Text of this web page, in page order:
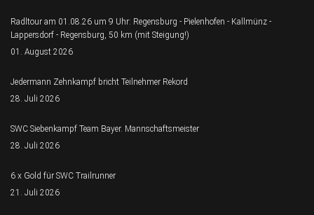
Radltour am 01.08.26 um 9 Uhr: Regensburg - Pielenhofen - Kallmünz -
Lappersdorf - Regensburg, 50 km (mit Steigung!)
01. August 2026
Jedermann Zehnkampf bricht Teilnehmer Rekord
28. Juli 2026
SWC Siebenkampf Team Bayer. Mannschaftsmeister
28. Juli 2026
6 x Gold für SWC Trailrunner
21. Juli 2026